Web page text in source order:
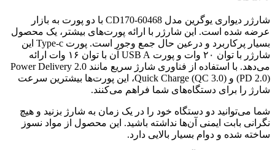
شارژر دیواری یوگرین مدل CD170-60468 با دو پورت به بازار
عرضه شده است. این شارژر با ارائه پورت‌های بیشتر، یک محصول
بسیار پرکاربرد و درعین حال جمع وجور است. پورت Type-c این
شارژر با توان ۲۰ وات و پورت USB A آن با توان ۱۶ وات ارائه
می‌دهد. با استفاده از فناوری شارژ سریع مانند Power Delivery 2.0
(PD 2.0) و Quick Charge (QC 3.0)، این پورت‌ها بیشترین سرعت
شارژ را برای دستگاه‌های شما فراهم می‌کنند.
شما می‌توانید دو دستگاه خود را در یک زمان به شارژ بزنید و هیچ
نگرانی بابت ایمنی آن‌ها نداشته باشید. این محصول از مواد نسوز
ساخته شده و دوام بسیار بالایی دارد.